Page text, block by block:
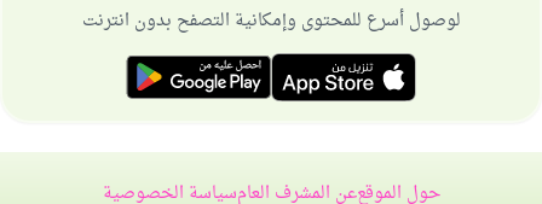
لوصول أسرع للمحتوى وإمكانية التصفح بدون انترنت
حول الموقععن المشرف العامسياسة الخصوصية